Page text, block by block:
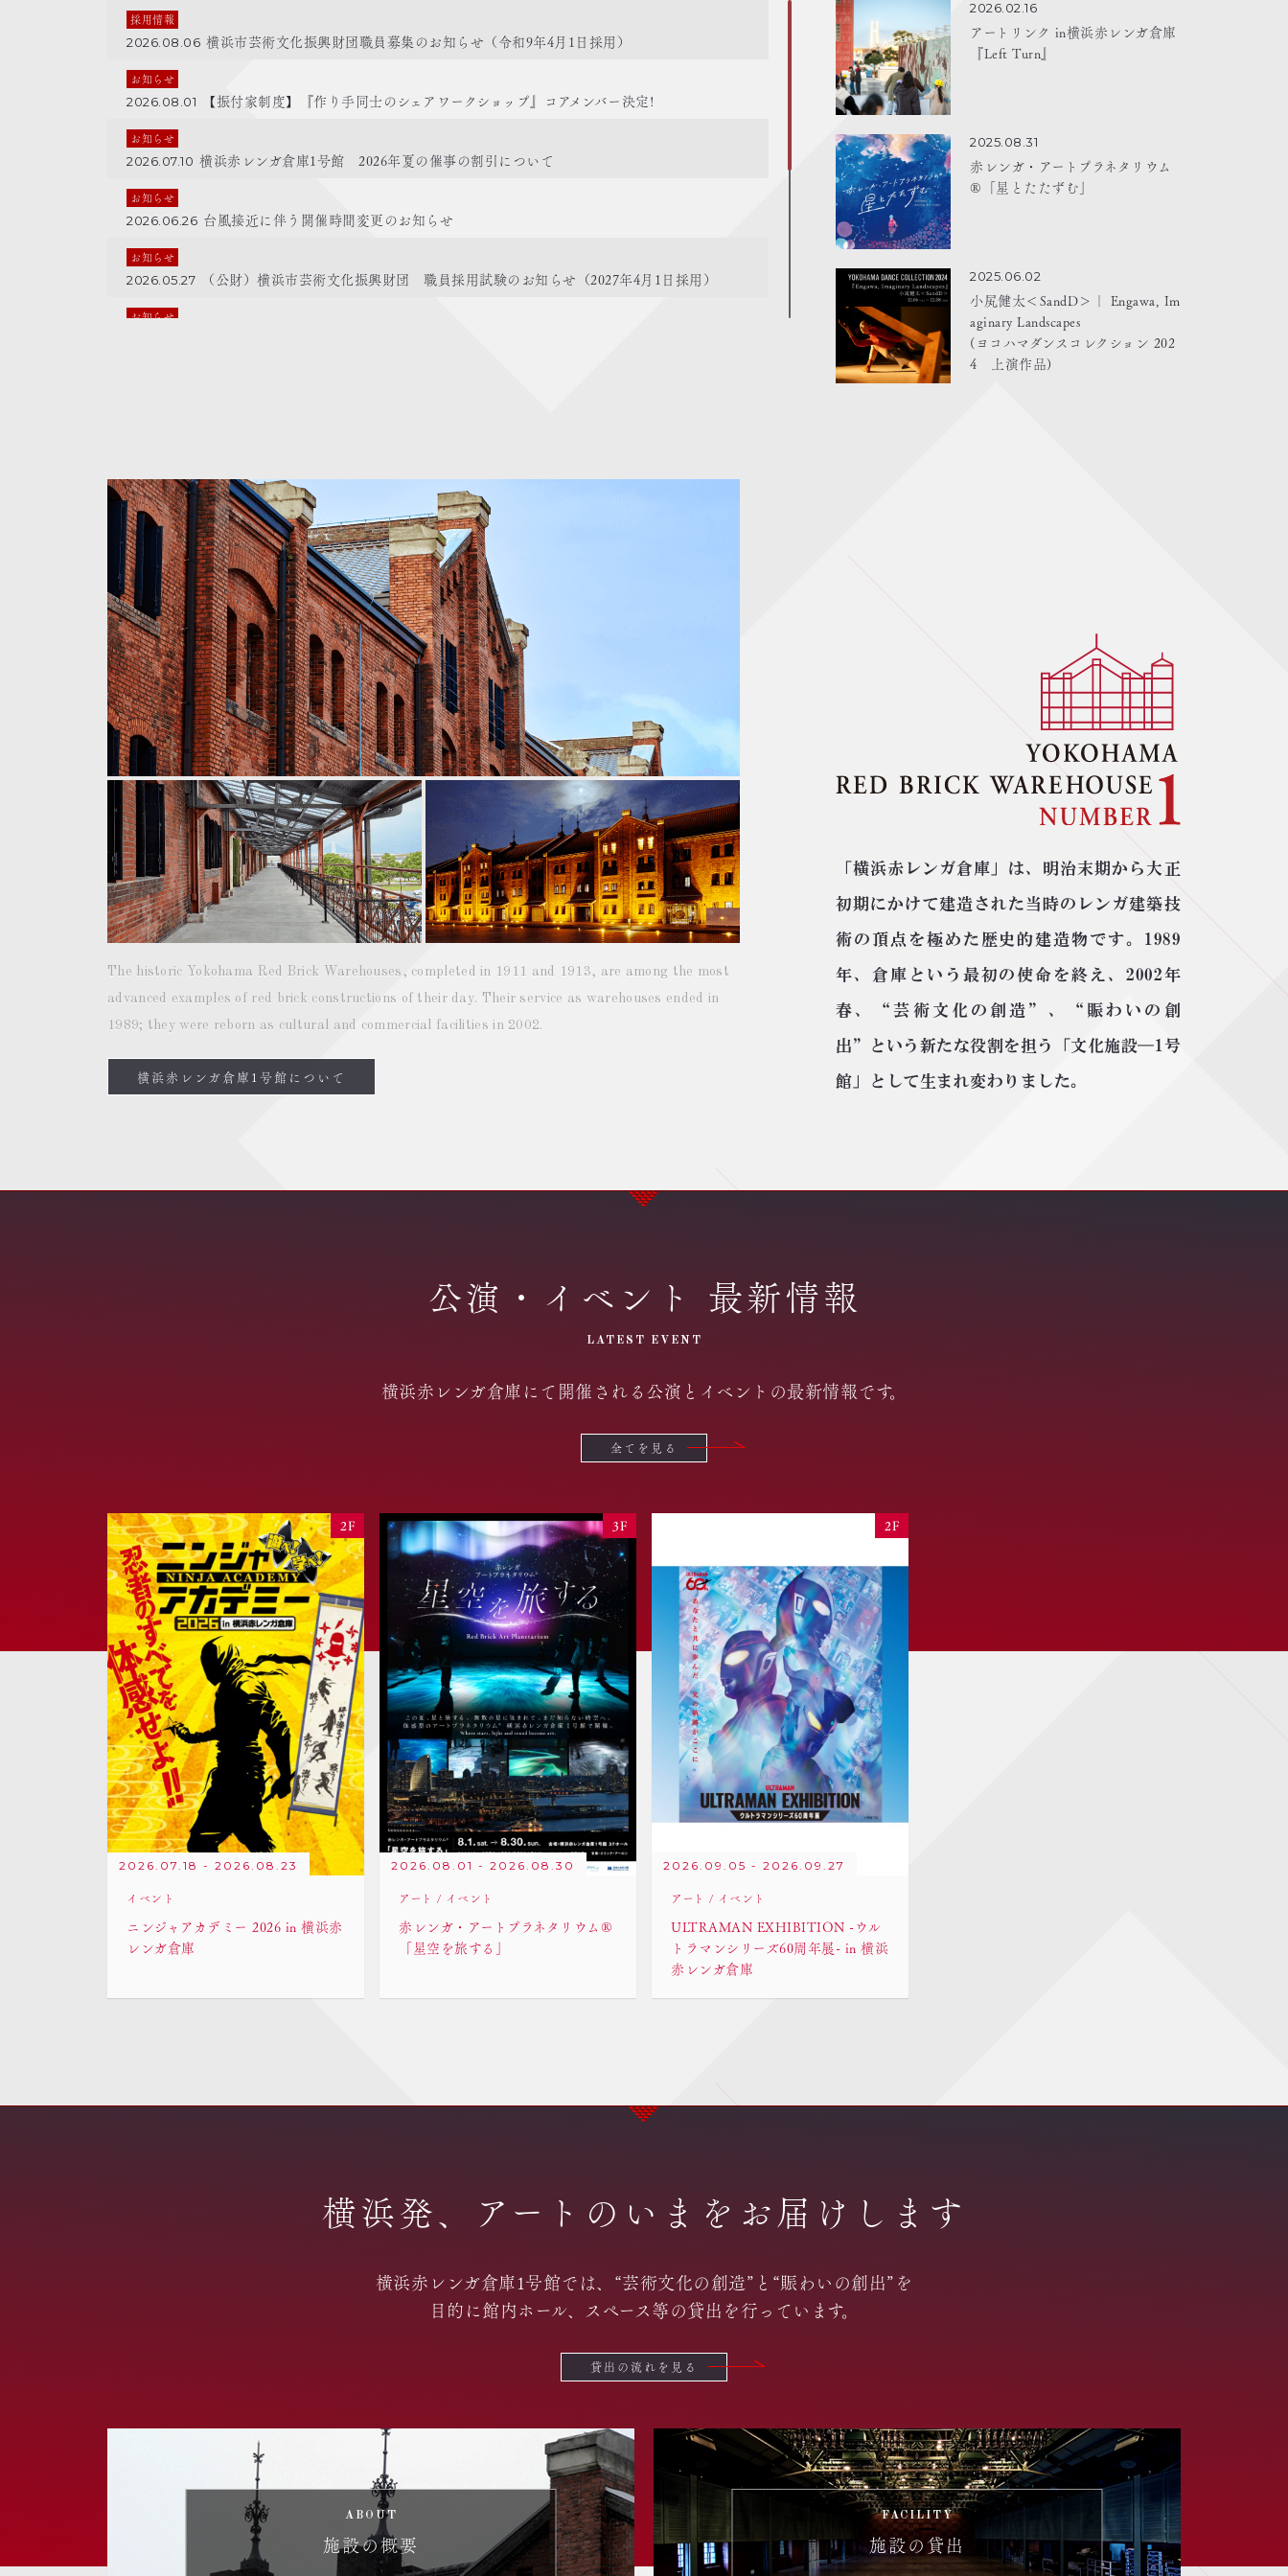
採用情報
2026.08.06 横浜市芸術文化振興財団職員募集のお知らせ（令和9年4月1日採用）
お知らせ
2026.08.01 【振付家制度】『作り手同士のシェアワークショップ』コアメンバー決定!
お知らせ
2026.07.10 横浜赤レンガ倉庫1号館 2026年夏の催事の割引について
お知らせ
2026.06.26 台風接近に伴う開催時間変更のお知らせ
お知らせ
2026.05.27 （公財）横浜市芸術文化振興財団 職員採用試験のお知らせ（2027年4月1日採用）
お知らせ
お知らせ
2025.09.02 横浜市芸術文化振興財団職員募集のお知らせ（令和8年4月1日採用）
お知らせ
2025.07.29 横浜赤レンガ倉庫1号館 次期振付家に 康本雅子が決定！
2026.02.16
アートリンク in横浜赤レンガ倉庫
『Left Turn』
2025.08.31
赤レンガ・アートプラネタリウム
®「星とたたずむ」
2025.06.02
小㞍健太＜SandD＞｜ Engawa, Im
aginary Landscapes
(ヨコハマダンスコレクション 202
4 上演作品)
The historic Yokohama Red Brick Warehouses, completed in 1911 and 1913, are among the most
advanced examples of red brick constructions of their day. Their service as warehouses ended in
1989; they were reborn as cultural and commercial facilities in 2002.
横浜赤レンガ倉庫1号館について
「横浜赤レンガ倉庫」は、明治末期から大正
初期にかけて建造された当時のレンガ建築技
術の頂点を極めた歴史的建造物です。1989
年、倉庫という最初の使命を終え、2002年
春、“芸術文化の創造”、“賑わいの創
出”という新たな役割を担う「文化施設―1号
館」として生まれ変わりました。
公演・イベント 最新情報
LATEST EVENT
横浜赤レンガ倉庫にて開催される公演とイベントの最新情報です。
全てを見る
2F
イベント
2026.07.18 - 2026.08.23
ニンジャアカデミー 2026 in 横浜赤
レンガ倉庫
3F
アート イベント
2026.08.01 - 2026.08.30
赤レンガ・アートプラネタリウム®
「星空を旅する」
2F
アート イベント
2026.09.05 - 2026.09.27
ULTRAMAN EXHIBITION -ウル
トラマンシリーズ60周年展- in 横浜
赤レンガ倉庫
横浜発、アートのいまをお届けします
横浜赤レンガ倉庫1号館では、“芸術文化の創造”と“賑わいの創出”を
目的に館内ホール、スペース等の貸出を行っています。
貸出の流れを見る
ABOUT
施設の概要
FACILITY
施設の貸出